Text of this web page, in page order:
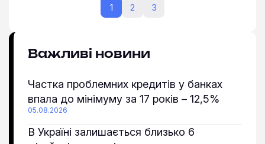
1 2 3
Важливі новини
Частка проблемних кредитів у банках
впала до мінімуму за 17 років – 12,5%
05.08.2026
В Україні залишається близько 6